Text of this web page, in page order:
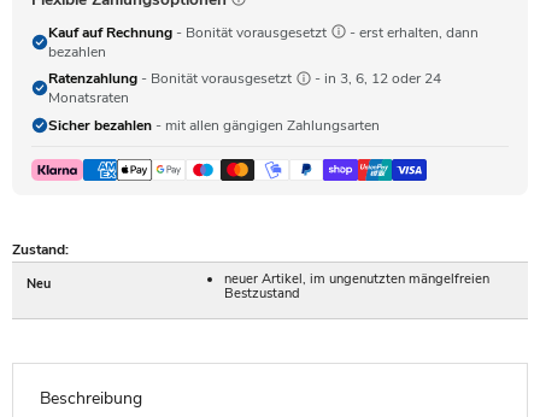
Kauf auf Rechnung - Bonität vorausgesetzt
- erst erhalten, dann
bezahlen
Ratenzahlung - Bonität vorausgesetzt
- in 3, 6, 12 oder 24
Monatsraten
Sicher bezahlen - mit allen gängigen Zahlungsarten
Zustand:
Neu
neuer Artikel, im ungenutzten mängelfreien
Bestzustand
Beschreibung